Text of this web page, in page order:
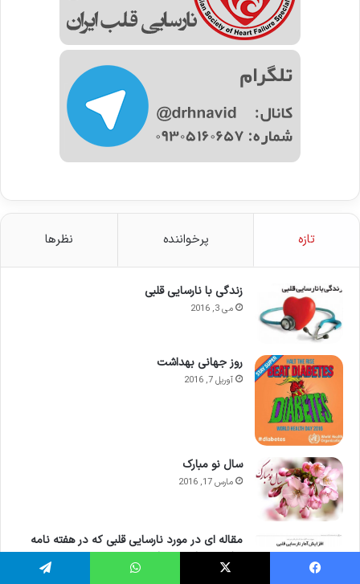
تازه پرخواننده نظرها
زندگی با نارسایی قلبی
می 3, 2016
روز جهانی بهداشت
آوریل 7, 2016
سال نو مبارک
مارس 17, 2016
مقاله ای در مورد نارسایی قلبی که در هفته نامه
سلامت چاپ شده است.
فوریه 8, 2016